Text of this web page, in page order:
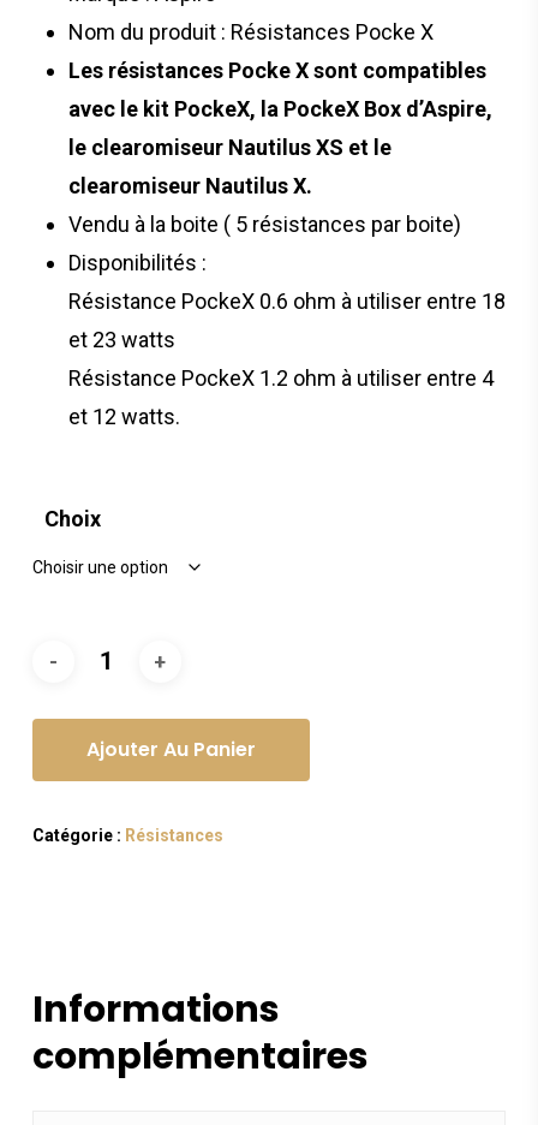
Nom du produit : Résistances Pocke X
Les résistances Pocke X sont compatibles
avec le kit PockeX, la PockeX Box d’Aspire,
le clearomiseur Nautilus XS et le
clearomiseur Nautilus X.
Vendu à la boite ( 5 résistances par boite)
Disponibilités :
Résistance PockeX 0.6 ohm à utiliser entre 18
et 23 watts
Résistance PockeX 1.2 ohm à utiliser entre 4
et 12 watts.
Choix
Ajouter Au Panier
Catégorie : Résistances
Informations
complémentaires